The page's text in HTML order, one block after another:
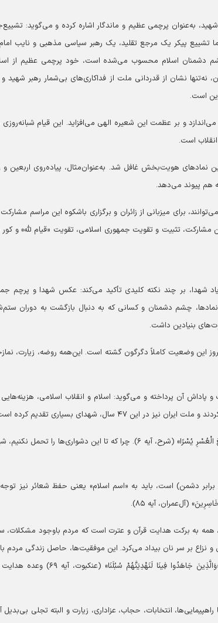
به‌عنوان پرچمی عظیم و ماندگار اشاره کرده و می‌گوید:
پیکر یک مرجع تقلید، یک رهبر سیاسی مذهبی و نایب
دشمنان اسلام محسوب می‌شده است، خود پرچمی عظیم از
نشان از قدردانی ملت از فداکاری‌های بی‌شمار رهبر شهید و
است.
و بر عظمت این شعیره الهی می‌افزاید. این قیام
است.
نماد‌های هویت‌بخش غافل شد. به‌عنوان‌مثال، پیاده‌روی اربعین و
هم پیوند می‌دهد.
برای میزبانی از زائران و برگزاری باشکوه این مراسم مشارکت
مشارکت، تثبیت و تقویت جمهوری اسلامی، تقویت «قیام لله» و
شهدا، بر چند نکته کلیدی تأکید می‌کند: عکس شهدا و پرچم
نمادها، چشم دشمنان و کسانی که به دنبال بازگشت به دوران
بنیادین داشت.
این وضعیت کاملاً دگرگون گشته است. این‌همه روضه، زیارت،
آن پرداخته و می‌گوید: اسلام و انقلاب اسلامی، هزینه‌هایی
سال، شهدای بسیاری تقدیم کرده است.
این سختی‌ها، نویدبخش وعده الهی است که قرآن کریم می‌فرماید: «إِنَّ مَعَ الْعُسْرِ یُسْرًا» (شرح، آیه ۶). چرا که تا این دشواری‌ها را
دشمن) است، باید به «اسم اسلام» یعنی حفظ شعائر نیز توجه
(آل‌عمران، آیه ۸۵).
اسلامی در برابر جنگ‌های تحمیلی و تحریم‌های ۴۷ساله، همه به برکت هدایت قرآن و عترت است که مردم باوجود
بر سر نان بیداد می‌کرد. این موفقیت‌ها، حاصل زندگی مردم با
و عترت و نتیجه تلاش و جهاد آنان است، همچنان که خداوند در آیه «وَالَّذِینَ جَاهَدُوا فِینَا لَنَهْدِیَنَّهُمْ
انتخابات، حجاب، عزاداری، زیارت و البته تجلی بی‌بدیل